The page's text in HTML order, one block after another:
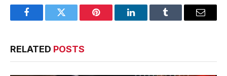
FacebookTwitter Pinterest LinkedInTumblr Email
RELATED POSTS